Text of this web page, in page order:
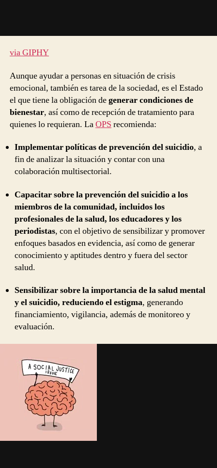
via GIPHY
Aunque ayudar a personas en situación de crisis
emocional, también es tarea de la sociedad, es el Estado
el que tiene la obligación degenerar condiciones de
bienestar, así como de recepción de tratamiento para
quienes lo requieran. LaOPS recomienda:
Implementar políticas de prevención del suicidio, a
fin de analizar la situación y contar con una
colaboración multisectorial.
Capacitar sobre la prevención del suicidio a los
miembros de la comunidad, incluidos los
profesionales de la salud, los educadores y los
periodistas, con el objetivo de sensibilizar y promover
enfoques basados en evidencia, así como de generar
conocimiento y aptitudes dentro y fuera del sector
salud.
Sensibilizar sobre la importancia de la salud mental
y el suicidio, reduciendo el estigma, generando
financiamiento, vigilancia, además de monitoreo y
evaluación.